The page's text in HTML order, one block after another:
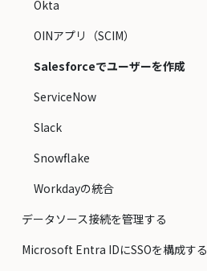
Okta
OINアプリ（SCIM）
Salesforceでユーザーを作成
ServiceNow
Slack
Snowflake
Workdayの統合
データソース接続を管理する
Microsoft Entra IDにSSOを構成する